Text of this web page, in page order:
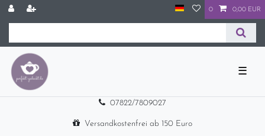
0 0,00 EUR
☰
07822/7809027
Versandkostenfrei ab 150 Euro